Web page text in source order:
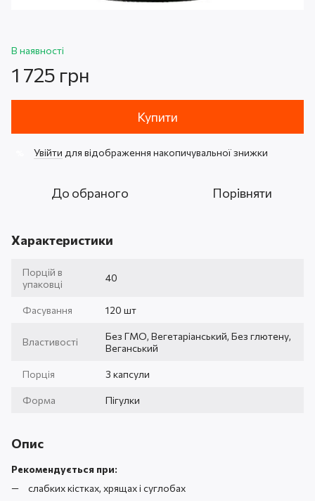
В наявності
1 725 грн
Купити
Увійти для відображення накопичувальної знижки
До обраного Порівняти
Характеристики
Порцій в
упаковці
40
Фасування 120 шт
Властивості
Без ГМО, Вегетаріанський, Без глютену,
Веганський
Порція 3 капсули
Форма Пігулки
Опис
Рекомендується при:
слабких кістках, хрящах і суглобах